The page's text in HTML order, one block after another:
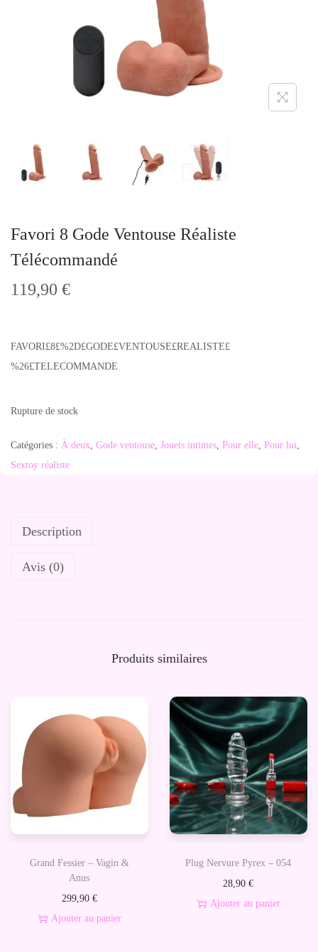
t
i
Favori 8 Gode Ventouse Réaliste
Télécommandé
119,90 €
FAVORI£8£%2D£GODE£VENTOUSE£REALISTE£
%26£TELECOMMANDE
Rupture de stock
Catégories : À deux, Gode ventouse, Jouets intimes, Pour elle, Pour lui,
Sextoy réaliste
Description
Avis (0)
Produits similaires
Grand Fessier – Vagin &
Anus
299,90 €
Ajouter au panier
Plug Nervure Pyrex – 054
28,90€
Ajouter au panier